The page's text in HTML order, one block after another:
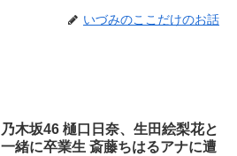
いづみのここだけのお話
乃木坂46 樋口日奈、生田絵梨花と
一緒に卒業生 斎藤ちはるアナに遭